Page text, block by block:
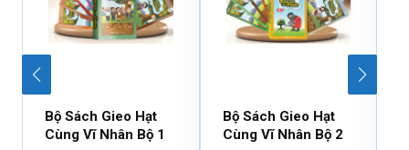
Bộ Sách Gieo Hạt
Cùng Vĩ Nhân Bộ 1
Bộ Sách Gieo Hạt
Cùng Vĩ Nhân Bộ 2